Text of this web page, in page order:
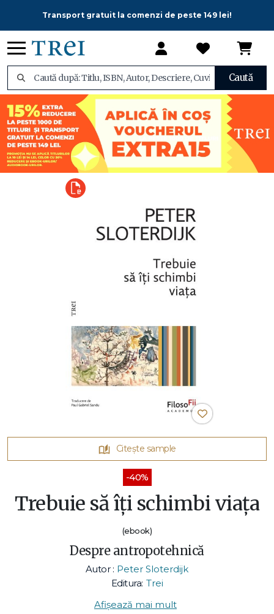
Transport gratuit la comenzi de peste 149 lei!
Caută
Citește sample
-40%
Trebuie să îți schimbi viața
(ebook)
Despre antropotehnică
Autor : Peter Sloterdijk
Editura: Trei
Afișează mai mult